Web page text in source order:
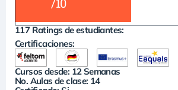
117 Ratings de estudiantes:
Certificaciones:
Cursos desde: 12 Semanas
No. Aulas de clase: 14